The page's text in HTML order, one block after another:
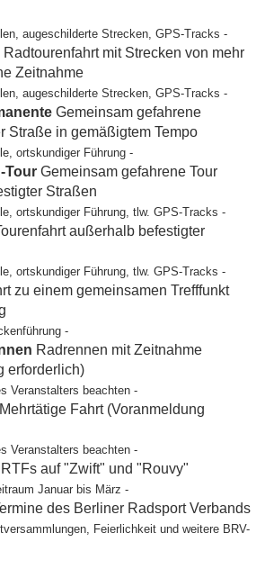
augeschilderte Strecken, GPS-Tracks -
Radtourenfahrt mit Strecken von mehr
Zeitnahme
augeschilderte Strecken, GPS-Tracks -
Gemeinsam gefahrene
Straße in gemäßigtem Tempo
ortskundiger Führung -
Tour Gemeinsam gefahrene Tour
Straßen
ortskundiger Führung, tlw. GPS-Tracks -
außerhalb befestigter
ortskundiger Führung, tlw. GPS-Tracks -
zu einem gemeinsamen Trefffunkt
-
Radrennen mit Zeitnahme
erforderlich)
Veranstalters beachten -
Mehrtätige Fahrt (Voranmeldung
Veranstalters beachten -
auf "Zwift" und "Rouvy"
Januar bis März -
des Berliner Radsport Verbands
Feierlichkeit und weitere BRV-